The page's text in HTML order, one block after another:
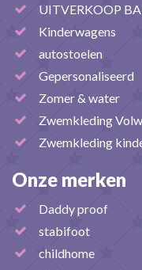
UITVERKOOP
Kinderwagens
autostoelen
Gepersonaliseerd
Zomer & water
Zwemkleding
Zwemkleding
Onze merken
Daddy proof
stabifoot
childhome